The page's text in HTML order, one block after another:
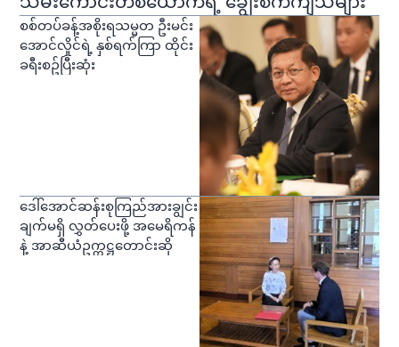
စစ်တပ်ခန့်အစိုးရသမ္မတ ဦးမင်း
အောင်လှိုင်ရဲ့ နှစ်ရက်ကြာ ထိုင်း
ခရီးစဥ်ပြီးဆုံး
ဒေါ်အောင်ဆန်းစုကြည်အားချွင်း
ချက်မရှိ လွှတ်ပေးဖို့ အမေရိကန်
နဲ့ အာဆီယံဥက္ကဋ္ဌတောင်းဆို